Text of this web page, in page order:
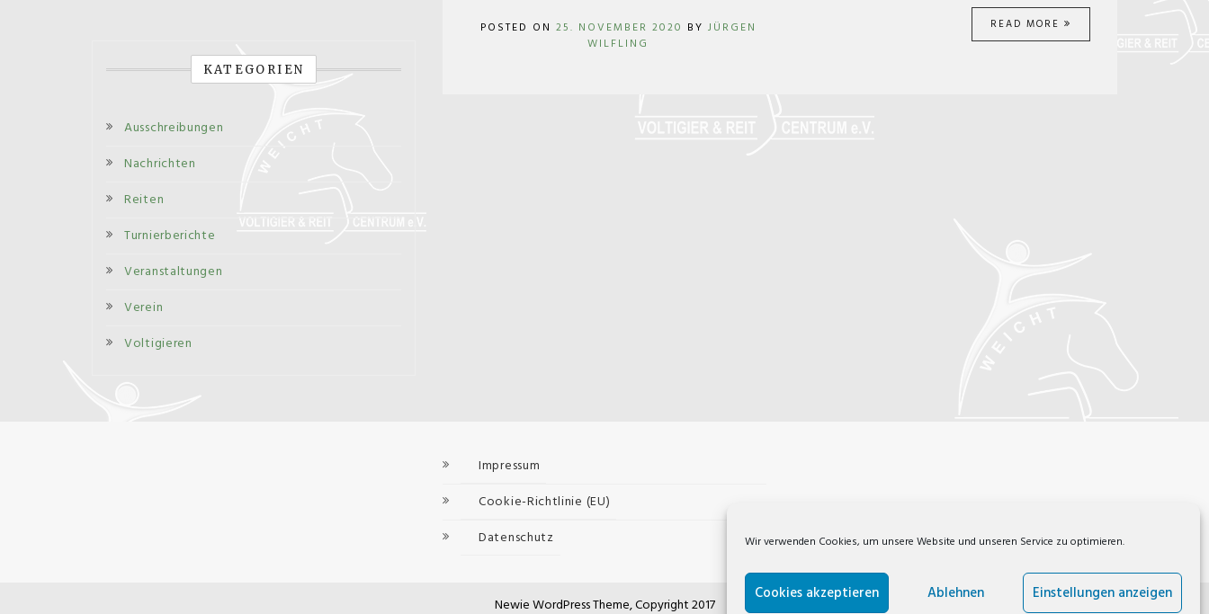
Wir verwenden Cookies, um unsere Website und unseren Service zu optimieren.
Cookies akzeptieren Ablehnen Einstellungen anzeigen
POSTED ON 25. NOVEMBER 2020 BY JÜRGEN
WILFLING
READ MORE
KATEGORIEN
Ausschreibungen
Nachrichten
Reiten
Turnierberichte
Veranstaltungen
Verein
Voltigieren
Impressum
Cookie-Richtlinie (EU)
Datenschutz
Newie WordPress Theme, Copyright 2017